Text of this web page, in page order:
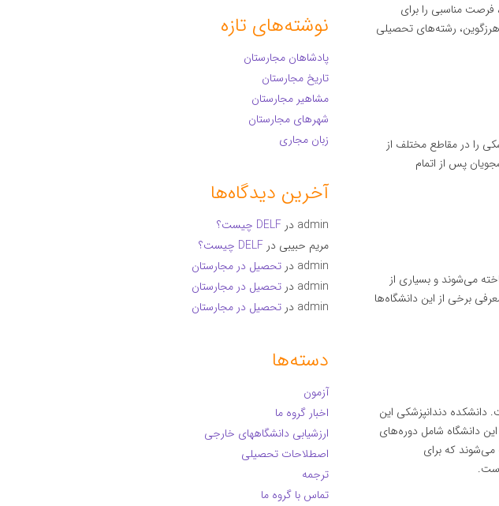
فرصت مناسبی را برای
رشته‌های تحصیلی
را در مقاطع مختلف از
پس از اتمام
می‌شوند و بسیاری از
برخی از این دانشگاه‌ها
دانشکده دندانپزشکی این
دانشگاه شامل دوره‌های
می‌شوند که برای
نوشته‌های تازه
پادشاهان مجارستان
تاریخ مجارستان
مشاهیر مجارستان
شهرهای مجارستان
زبان مجاری
آخرین دیدگاه‌ها
admin در DELF چیست؟
مریم حبیبی در DELF چیست؟
admin در تحصیل در مجارستان
admin در تحصیل در مجارستان
admin در تحصیل در مجارستان
دسته‌ها
آزمون
اخبار گروه ما
ارزشیابی دانشگاههای خارجی
اصطلاحات تحصیلی
ترجمه
تماس با گروه ما